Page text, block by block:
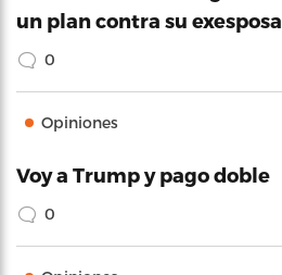
un plan contra su
0
Opiniones
Voy a Trump y pago doble
0